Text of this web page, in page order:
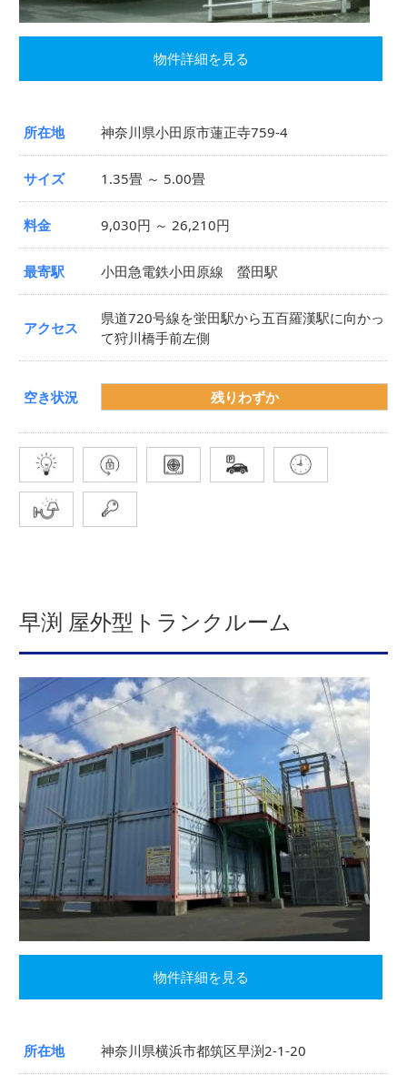
物件詳細を見る
所在地 神奈川県小田原市蓮正寺759-4
サイズ 1.35畳 ～ 5.00畳
料金 9,030円 ～ 26,210円
最寄駅 小田急電鉄小田原線 螢田駅
アクセス
県道720号線を蛍田駅から五百羅漢駅に向かっ
て狩川橋手前左側
空き状況 残りわずか
早渕 屋外型トランクルーム
物件詳細を見る
所在地 神奈川県横浜市都筑区早渕2-1-20